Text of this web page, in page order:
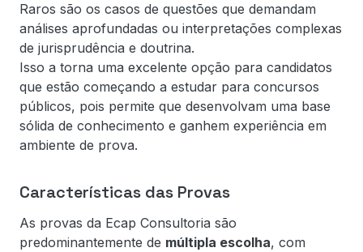
Raros são os casos de questões que demandam
análises aprofundadas ou interpretações complexas
de jurisprudência e doutrina.
Isso a torna uma excelente opção para candidatos
que estão começando a estudar para concursos
públicos, pois permite que desenvolvam uma base
sólida de conhecimento e ganhem experiência em
ambiente de prova.
Características das Provas
As provas da Ecap Consultoria são
predominantemente de múltipla escolha, com